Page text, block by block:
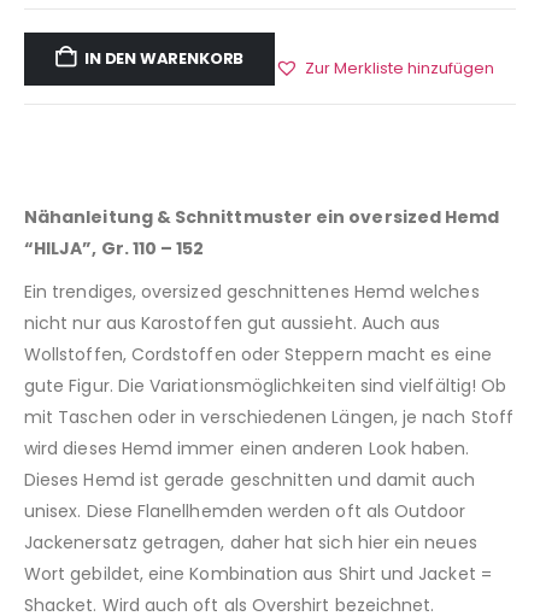
IN DEN WARENKORB Zur Merkliste hinzufügen
Nähanleitung & Schnittmuster ein oversized Hemd
“HILJA”, Gr. 110 – 152
Ein trendiges, oversized geschnittenes Hemd welches
nicht nur aus Karostoffen gut aussieht. Auch aus
Wollstoffen, Cordstoffen oder Steppern macht es eine
gute Figur. Die Variationsmöglichkeiten sind vielfältig! Ob
mit Taschen oder in verschiedenen Längen, je nach Stoff
wird dieses Hemd immer einen anderen Look haben.
Dieses Hemd ist gerade geschnitten und damit auch
unisex. Diese Flanellhemden werden oft als Outdoor
Jackenersatz getragen, daher hat sich hier ein neues
Wort gebildet, eine Kombination aus Shirt und Jacket =
Shacket. Wird auch oft als Overshirt bezeichnet.